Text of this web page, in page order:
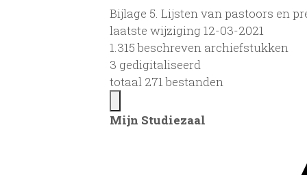
Bijlage 5. Lijsten van pastoors en
laatste wijziging 12-03-2021
1.315 beschreven archiefstukken
3 gedigitaliseerd
totaal 271 bestanden
Mijn Studiezaal